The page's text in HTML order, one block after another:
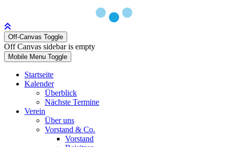
Off-Canvas Toggle
Off Canvas sidebar is empty
Mobile Menu Toggle
Startseite
Kalender
Überblick
Nächste Termine
Verein
Über uns
Vorstand & Co.
Vorstand